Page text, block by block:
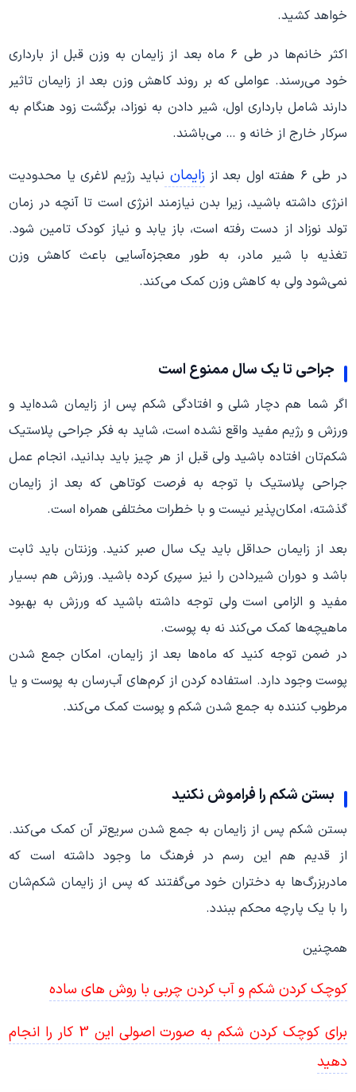
خواهد کشید.
اکثر خانم‌ها در طی ۶ ماه بعد از زایمان به وزن قبل از بارداری
خود می‌‌رسند. عواملی که بر روند کاهش وزن بعد از زایمان تاثیر
دارند شامل بارداری اول،‌ شیر دادن به نوزاد، برگشت زود هنگام به
سرکار خارج از خانه و … می‌‌باشند.
در طی ۶ هفته اول بعد از زایمان نباید رژیم لاغری یا محدودیت
انرژی داشته باشید، زیرا بدن نیازمند انرژی است تا آنچه در زمان
تولد نوزاد از دست رفته است، باز یابد و نیاز کودک تامین شود.
تغذیه با شیر مادر، به طور معجزه‌آسایی باعث کاهش وزن
نمی‌‌شود ولی به کاهش وزن کمک می‌‌کند.
جراحی تا یک سال ممنوع است
اگر شما هم دچار شلی و افتادگی شکم پس از زایمان شده‌اید و
ورزش و رژیم مفید واقع نشده است، شاید به فکر جراحی پلاستیک
شکم‌تان افتاده باشید ولی قبل از هر چیز باید بدانید، انجام عمل
جراحی پلاستیک با توجه به فرصت کوتاهی که بعد از زایمان
گذشته، امکان‌پذیر نیست و با خطرات مختلفی همراه است.
بعد از زایمان حداقل باید یک سال صبر کنید. وزنتان باید ثابت
باشد و دوران شیردادن را نیز سپری کرده باشید. ورزش هم بسیار
مفید و الزامی است ولی توجه داشته باشید که ورزش به بهبود
ماهیچه‌ها کمک می‌کند نه به پوست.
در ضمن توجه کنید که ماه‌ها بعد از زایمان، امکان جمع شدن
پوست وجود دارد. استفاده کردن از کرم‌های آب‌رسان به پوست و یا
مرطوب کننده به جمع شدن شکم و پوست کمک می‌کند.
بستن شکم را فراموش نکنید
بستن شکم پس از زایمان به جمع شدن سریع‌تر آن کمک می‌کند.
از قدیم هم این رسم در فرهنگ ما وجود داشته است که
مادربزرگ‌ها به دختران خود می‌گفتند که پس از زایمان شکم‌شان
را با یک پارچه محکم ببندد.
همچنین
کوچک کردن شکم و آب کردن چربی با روش های ساده
برای کوچک کردن شکم به صورت اصولی این 3 کار را انجام
دهید